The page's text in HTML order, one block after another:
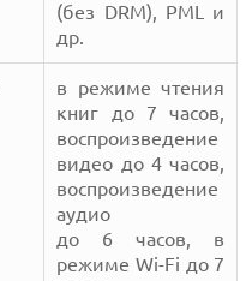
(без DRM), PML и
др.
в режиме чтения
книг до 7 часов,
воспроизведение
видео до 4 часов,
воспроизведение
аудио
до 6 часов, в
режиме Wi-Fi до 7